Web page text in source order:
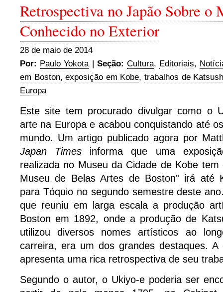
Retrospectiva no Japão Sobre o
Conhecido no Exterior
28 de maio de 2014
Por: Paulo Yokota| Seção: Cultura, Editoriais,
em Boston,exposição em Kobe,trabalhos de
Europa
Este site tem procurado divulgar como o
arte na Europa e acabou conquistando até
mundo. Um artigo publicado agora por
Japan Times informa que uma
realizada no Museu da Cidade de Kobe tem
Museu de Belas Artes de Boston” irá até
para Tóquio no segundo semestre deste
que reuniu em larga escala a produção
Boston em 1892, onde a produção de
utilizou diversos nomes artísticos ao
carreira, era um dos grandes destaques. A
apresenta uma rica retrospectiva de seu
Segundo o autor, o Ukiyo-e poderia ser